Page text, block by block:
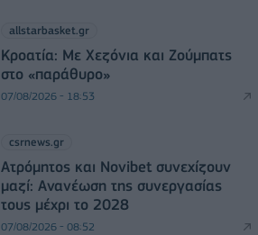
allstarbasket.gr
Κροατία: Με Χεζόνια και Ζούμπατς
στο «παράθυρο»
07/08/2026 - 18:53
csrnews.gr
Ατρόμητος και Novibet συνεχίζουν
μαζί: Ανανέωση της συνεργασίας
τους μέχρι το 2028
07/08/2026 - 08:52